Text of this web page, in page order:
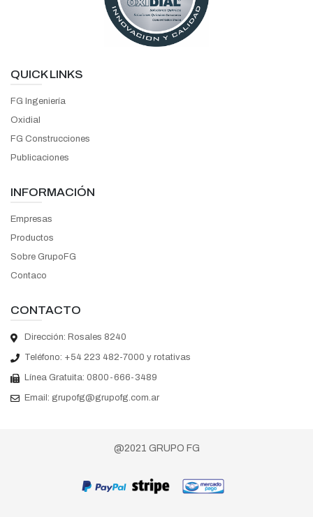
QUICK LINKS
FG Ingeniería
Oxidial
FG Construcciones
Publicaciones
INFORMACIÓN
Empresas
Productos
Sobre GrupoFG
Contaco
CONTACTO
Dirección: Rosales 8240
Teléfono: +54 223 482-7000 y rotativas
Línea Gratuita: 0800-666-3489
Email: grupofg@grupofg.com.ar
@2021 GRUPO FG